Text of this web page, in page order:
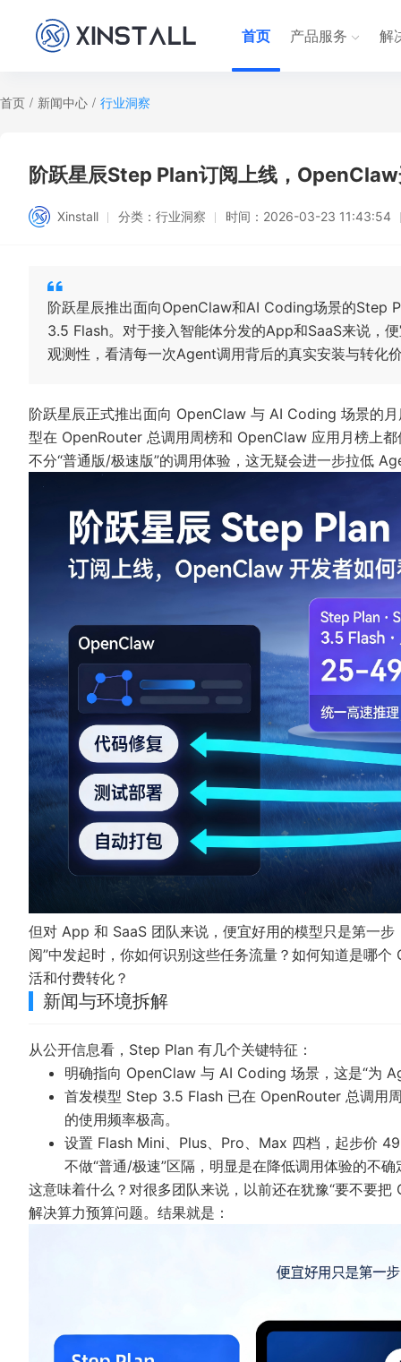
首页 产品服务 解
首页 / 新闻中心 / 行业洞察
阶跃星辰Step Plan订阅上线，
Xinstall 分类： 行业洞察 时间： 2026-03-23 11:43:54
阶跃星辰推出面向OpenClaw和AI Coding场景的Step
3.5 Flash。对于接入智能体分发的App和SaaS来说，
观测性，看清每一次Agent调用背后的真实安装与转化
阶跃星辰正式推出面向 OpenClaw 与 AI Coding 场景的
型在 OpenRouter 总调用周榜和 OpenClaw 应用月榜上
不分“普通版/极速版”的调用体验，这无疑会进一步拉低
但对 App 和 SaaS 团队来说，便宜好用的模型只是第一
阅”中发起时，你如何识别这些任务流量？如何知道是哪
活和付费转化？
新闻与环境拆解
从公开信息看，Step Plan 有几个关键特征：
明确指向 OpenClaw 与 AI Coding 场景，这是“为
首发模型 Step 3.5 Flash 已在 OpenRouter 总调用
的使用频率极高。
设置 Flash Mini、Plus、Pro、Max 四档，起步价
不做“普通/极速”区隔，明显是在降低调用体验的不确
这意味着什么？对很多团队来说，以前还在犹豫“要不要
解决算力预算问题。结果就是：